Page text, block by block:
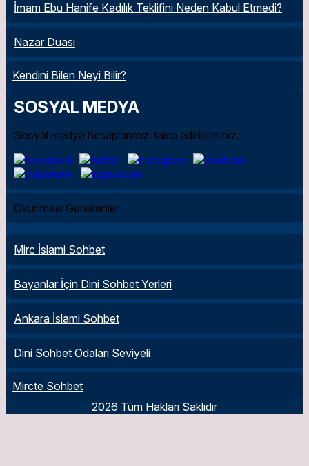
İmam Ebu Hanife Kadılık Teklifini Neden Kabul Etmedi?
Nazar Duası
Kendini Bilen Neyi Bilir?
SOSYAL MEDYA
Sosyal medya hesaplarımızı takip edebilirsiniz.
Okunması Gerekenler
Mirc İslami Sohbet
Bayanlar İçin Dini Sohbet Yerleri
Ankara İslami Sohbet
Dini Sohbet Odaları Seviyeli
Mircte Sohbet
2026 Tüm Hakları Saklıdır